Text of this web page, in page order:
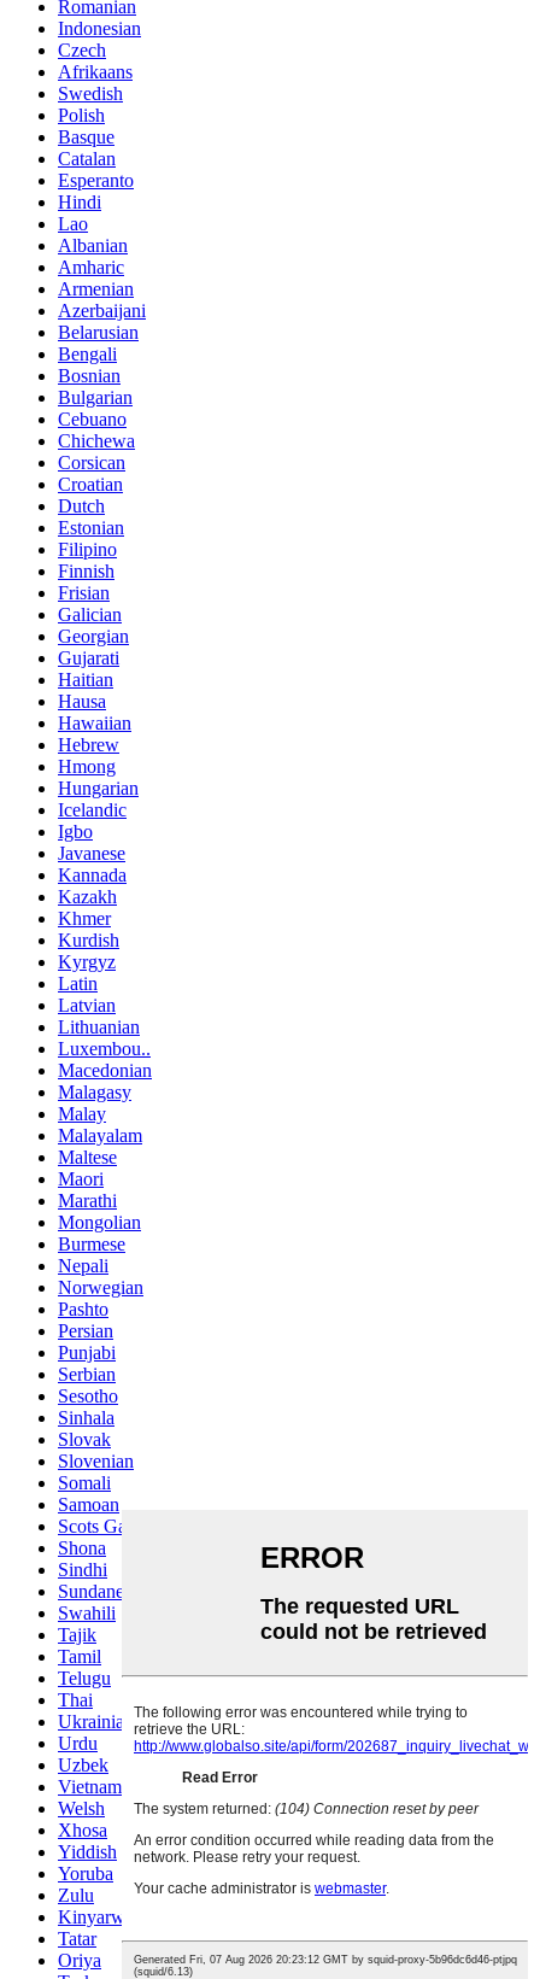
Romanian
Indonesian
Czech
Afrikaans
Swedish
Polish
Basque
Catalan
Esperanto
Hindi
Lao
Albanian
Amharic
Armenian
Azerbaijani
Belarusian
Bengali
Bosnian
Bulgarian
Cebuano
Chichewa
Corsican
Croatian
Dutch
Estonian
Filipino
Finnish
Frisian
Galician
Georgian
Gujarati
Haitian
Hausa
Hawaiian
Hebrew
Hmong
Hungarian
Icelandic
Igbo
Javanese
Kannada
Kazakh
Khmer
Kurdish
Kyrgyz
Latin
Latvian
Lithuanian
Luxembou..
Macedonian
Malagasy
Malay
Malayalam
Maltese
Maori
Marathi
Mongolian
Burmese
Nepali
Norwegian
Pashto
Persian
Punjabi
Serbian
Sesotho
Sinhala
Slovak
Slovenian
Somali
Samoan
Scots Gaelic
Shona
Sindhi
Sundanese
Swahili
Tajik
Tamil
Telugu
Thai
Ukrainian
Urdu
Uzbek
Vietnamese
Welsh
Xhosa
Yiddish
Yoruba
Zulu
Kinyarwanda
Tatar
Oriya